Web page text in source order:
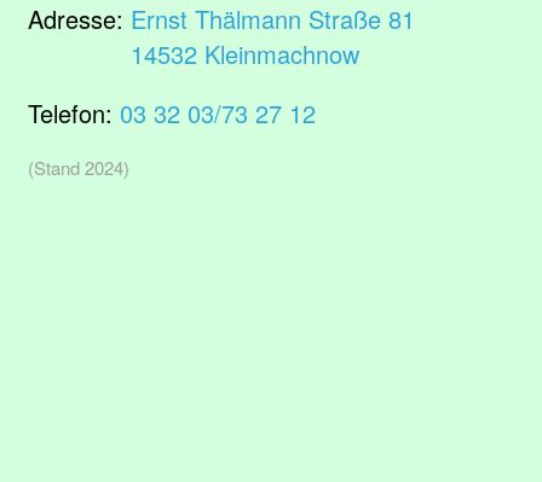
Adresse: Ernst Thälmann Straße 81
14532 Kleinmachnow
Telefon: 03 32 03/73 27 12
(Stand 2024)